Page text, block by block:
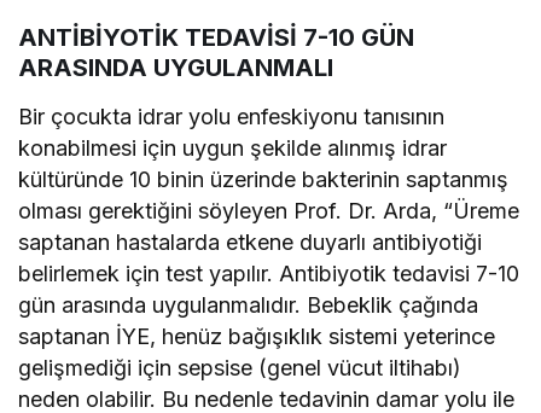
ANTİBİYOTİK TEDAVİSİ 7-10 GÜN
ARASINDA UYGULANMALI
Bir çocukta idrar yolu enfeskiyonu tanısının
konabilmesi için uygun şekilde alınmış idrar
kültüründe 10 binin üzerinde bakterinin saptanmış
olması gerektiğini söyleyen Prof. Dr. Arda, “Üreme
saptanan hastalarda etkene duyarlı antibiyotiği
belirlemek için test yapılır. Antibiyotik tedavisi 7-10
gün arasında uygulanmalıdır. Bebeklik çağında
saptanan İYE, henüz bağışıklık sistemi yeterince
gelişmediği için sepsise (genel vücut iltihabı)
neden olabilir. Bu nedenle tedavinin damar yolu ile